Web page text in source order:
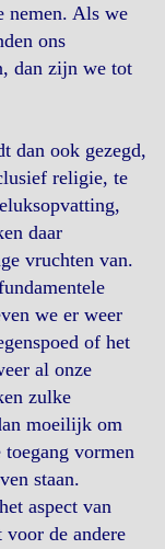
nemen. Als we
ons
dan zijn we tot
dan ook gezegd,
religie, te
daar
vruchten van.
we er weer
of het
al onze
zulke
moeilijk om
toegang vormen
staan.
aspect van
voor de andere